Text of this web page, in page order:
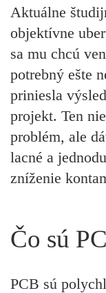
Aktuálne
objektívne
sa mu chcú
potrebný ešte
priniesla
projekt. Ten
problém, ale
lacné a
zníženie
Čo sú
PCB sú